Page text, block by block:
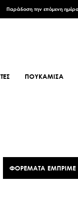
Παράδοση την επόμενη ημέρα
ΠΟΥΚΑΜΙΣΑ
BIKER
ΦΟΡΕΜΑΤΑ ΕΜΠΡΙΜΕ